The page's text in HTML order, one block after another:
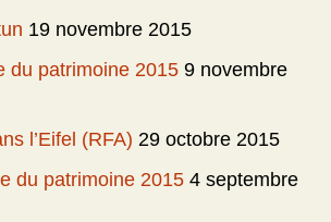
19 novembre 2015
du patrimoine 2015 9 novembre
l’Eifel (RFA) 29 octobre 2015
du patrimoine 2015 4 septembre